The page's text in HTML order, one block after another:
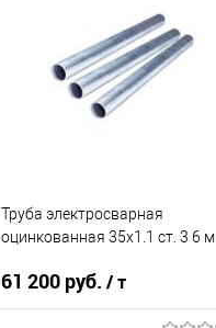
Купить в 1 клик
Сравнение
В избранное
Труба электросварная
оцинкованная 35х1.1 ст. 3 6 м
61 200 руб. / т